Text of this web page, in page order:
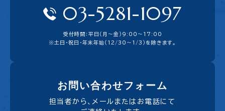
03-5281-1097
受付時間：平日（月〜金）9:00〜17:00
※土日・祝日・年末年始（12/30～1/3）を除きます。
お問い合わせフォーム
担当者から、メールまたはお電話にて